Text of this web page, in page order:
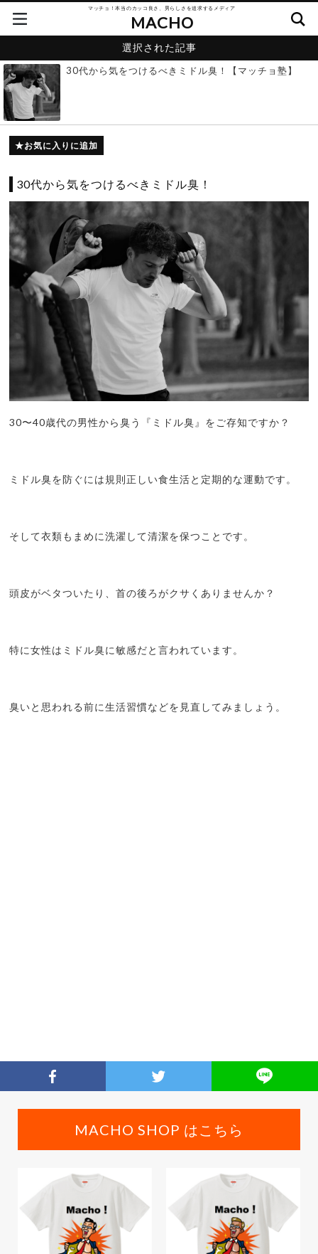
マッチョ！本当のカッコ良さ、男らしさを追求するメディア
MACHO
選択された記事
30代から気をつけるべきミドル臭！【マッチョ塾】
お気に入りに追加
30代から気をつけるべきミドル臭！
30〜40歳代の男性から臭う『ミドル臭』をご存知ですか？
ミドル臭を防ぐには規則正しい食生活と定期的な運動です。
そして衣類もまめに洗濯して清潔を保つことです。
頭皮がベタついたり、首の後ろがクサくありませんか？
特に女性はミドル臭に敏感だと言われています。
臭いと思われる前に生活習慣などを見直してみましょう。
MACHO SHOP はこちら